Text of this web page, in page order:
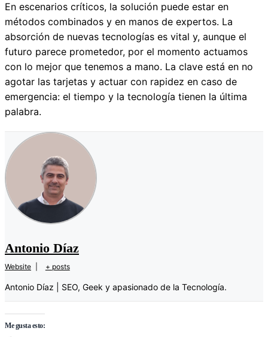
En escenarios críticos, la solución puede estar en
métodos combinados y en manos de expertos. La
absorción de nuevas tecnologías es vital y, aunque el
futuro parece prometedor, por el momento actuamos
con lo mejor que tenemos a mano. La clave está en no
agotar las tarjetas y actuar con rapidez en caso de
emergencia: el tiempo y la tecnología tienen la última
palabra.
Antonio Díaz
Website + posts
Antonio Díaz | SEO, Geek y apasionado de la Tecnología.
Me gusta esto: